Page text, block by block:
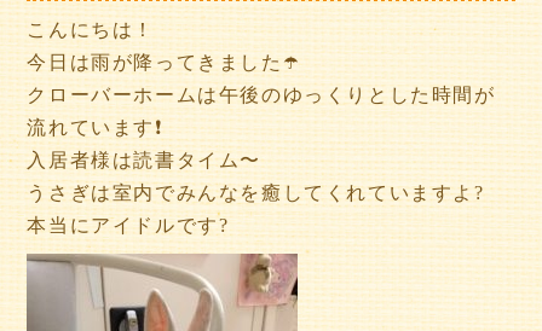
こんにちは！
今日は雨が降ってきました☂️
クローバーホームは午後のゆっくりとした時間が
流れています❗️
入居者様は読書タイム〜
うさぎは室内でみんなを癒してくれていますよ?
本当にアイドルです?